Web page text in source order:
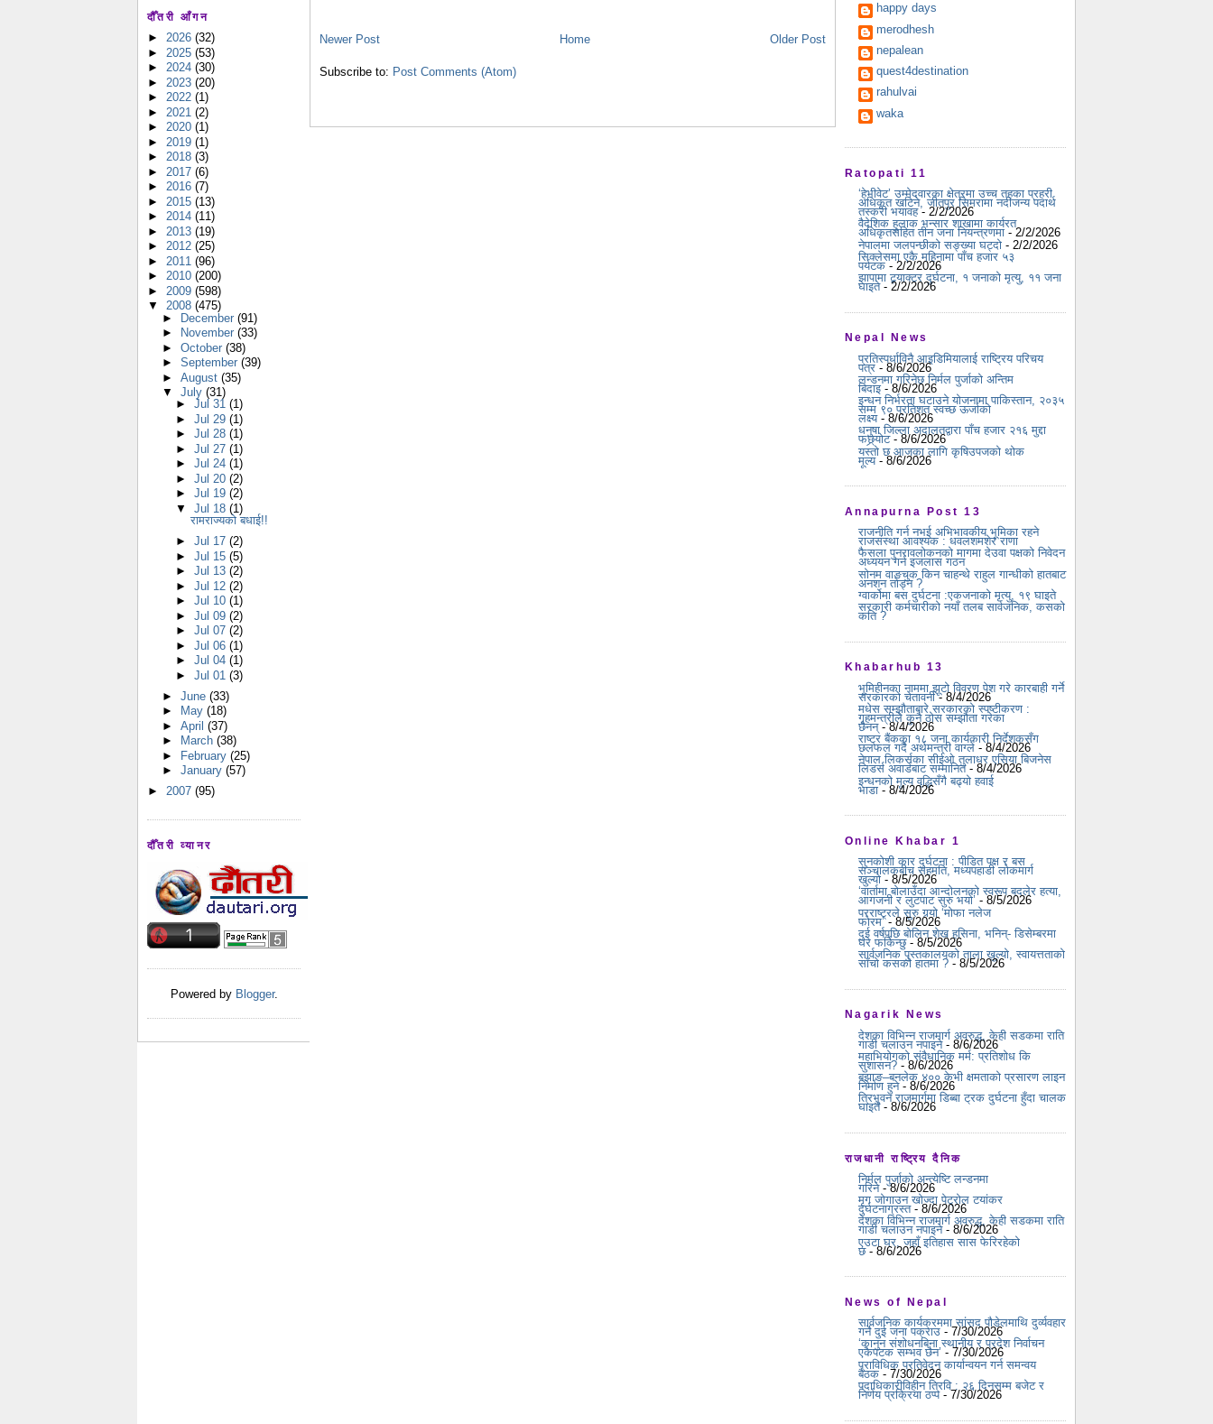
दौँतरी आँगन
► 2026 (32)
► 2025 (53)
► 2024 (30)
► 2023 (20)
► 2022 (1)
► 2021 (2)
► 2020 (1)
► 2019 (1)
► 2018 (3)
► 2017 (6)
► 2016 (7)
► 2015 (13)
► 2014 (11)
► 2013 (19)
► 2012 (25)
► 2011 (96)
► 2010 (200)
► 2009 (598)
▼ 2008 (475)
► December (91)
►
November (33)
► October (38)
► September (39)
► August (35)
▼ July (31)
►Jul 31(1)
►Jul 29(1)
►Jul 28(1)
►Jul 27(1)
►Jul 24(1)
►Jul 20(2)
►Jul 19(2)
▼Jul 18(1)
रामराज्यको बधाई!!
►Jul 17(2)
►Jul 15(5)
►Jul 13(2)
►Jul 12(2)
►Jul 10(1)
►Jul 09(2)
►Jul 07(2)
►Jul 06(1)
►Jul 04(1)
►Jul 01(3)
► June (33)
►
May (18)
► April (37)
►
March (38)
► February (25)
► January (57)
► 2007 (95)
दौँतरी व्यानर
Powered by Blogger.
Newer Post Older Post
Home
Subscribe to: Post Comments (Atom)
happy days
merodhesh
nepalean
quest4destination
rahulvai
waka
Ratopati 11
‘हेभीवेट’ उम्मेदवारका क्षेत्रमा उच्च तहका प्रहरी
अधिकृत खटिने, जीतपुर सिमरामा नदीजन्य पदार्थ
तस्करी भयावह- 2/2/2026
वैदेशिक हुलाक भन्सार शाखामा कार्यरत
अधिकृतसहित तीन जना नियन्त्रणमा - 2/2/2026
नेपालमा जलपन्छीको सङ्ख्या घट्दो - 2/2/2026
सिक्लेसमा एकै महिनामा पाँच हजार ५३
पर्यटक - 2/2/2026
झापामा ट्र्याक्टर दुर्घटना, १ जनाको मृत्यु, ११ जना
घाइते- 2/2/2026
Nepal News
प्रतिस्पर्धाविनै आइडिमियालाई राष्ट्रिय परिचय
पत्र- 8/6/2026
लन्डनमा गरिनेछ निर्मल पुर्जाको अन्तिम
बिदाइ- 8/6/2026
इन्धन निर्भरता घटाउने योजनामा पाकिस्तान, २०३५
सम्म ९० प्रतिशत स्वच्छ ऊर्जाको
लक्ष्य- 8/6/2026
धनुषा जिल्ला अदालतद्वारा पाँच हजार २१६ मुद्दा
फछ्र्योट- 8/6/2026
यस्तो छ आजका लागि कृषिउपजको थोक
मूल्य- 8/6/2026
Annapurna Post 13
राजनीति गर्न नभई अभिभावकीय भूमिका रहने
राजसंस्था आवश्यक : धवलशमशेर राणा
फैसला पुनरावलोकनको मागमा देउवा पक्षको निवेदन
अध्ययन गर्न इजलास गठन
सोनम वाङचुक किन चाहन्थे राहुल गान्धीको हातबाट
अनशन तोड्न ?
ग्वार्कोमा बस दुर्घटना :एकजनाको मृत्यु, १९ घाइते
सरकारी कर्मचारीको नयाँ तलब सार्वजनिक, कसको
कति ?
Khabarhub 13
भूमिहीनका नाममा झूटो विवरण पेश गरे कारबाही गर्ने
सरकारको चेतावनी- 8/4/2026
मधेस सम्झौताबारे सरकारको स्पष्टीकरण :
गृहमन्त्रीले कुनै ठोस सम्झौता गरेका
छैनन्- 8/4/2026
राष्ट्र बैंकका १८ जना कार्यकारी निर्देशकसँग
छलफल गर्दै अर्थमन्त्री वाग्ले - 8/4/2026
नेपाल लिकर्सका सीईओ तुलाधर एसिया बिजनेस
लिडर्स अवार्डबाट सम्मानित- 8/4/2026
इन्धनको मूल्य वृद्धिसँगै बढ्यो हवाई
भाडा- 8/4/2026
Online Khabar 1
सुनकोशी कार दुर्घटना : पीडित पक्ष र बस
सञ्चालकबीच सहमति, मध्यपहाडी लोकमार्ग
खुल्यो - 8/5/2026
‘वार्तामा बोलाउँदा आन्दोलनको स्वरूप बदलेर हत्या,
आगजनी र लुटपाट सुरु भयो’ - 8/5/2026
परराष्ट्रले सुरु गर्‍यो ‘मोफा नलेज
फोरम’- 8/5/2026
दुई वर्षपछि बोलिन शेख हसिना, भनिन्- डिसेम्बरमा
घर फर्किन्छु- 8/5/2026
सार्वजनिक पुस्तकालयको ताला खुल्यो, स्वायत्तताको
साँचो कसको हातमा ? - 8/5/2026
Nagarik News
देशका विभिन्न राजमार्ग अवरुद्ध, केही सडकमा राति
गाडी चलाउन नपाइने- 8/6/2026
महाभियोगको संवैधानिक मर्म: प्रतिशोध कि
सुशासन? - 8/6/2026
बझाङ–बनलेक ४०० केभी क्षमताको प्रसारण लाइन
निर्माण हुने- 8/6/2026
त्रिभुवन राजमार्गमा डिब्बा ट्रक दुर्घटना हुँदा चालक
घाइते- 8/6/2026
राजधानी राष्ट्रिय दैनिक
निर्मल पुर्जाको अन्त्येष्टि लन्डनमा
गरिने- 8/6/2026
मृग जोगाउन खोज्दा पेट्रोल टयांकर
दुर्घटनाग्रस्त- 8/6/2026
देशका विभिन्न राजमार्ग अवरुद्ध, केही सडकमा राति
गाडी चलाउन नपाइने- 8/6/2026
एउटा घर, जहाँ इतिहास सास फेरिरहेको
छ- 8/6/2026
News of Nepal
सार्वजनिक कार्यक्रममा सांसद पौडेलमाथि दुर्व्यवहार
गर्ने दुई जना पक्राउ - 7/30/2026
‘कानुन संशोधनबिना स्थानीय र प्रदेश निर्वाचन
एकैपटक सम्भव छैन’ - 7/30/2026
प्राविधिक प्रतिवेदन कार्यान्वयन गर्न समन्वय
बैठक- 7/30/2026
पदाधिकारीविहीन त्रिवि : २६ दिनसम्म बजेट र
निर्णय प्रक्रिया ठप्प- 7/30/2026